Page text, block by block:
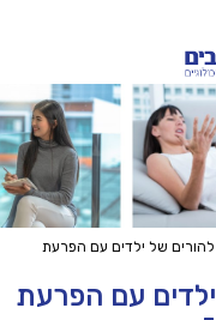
של ילדים עם הפרעת
עם הפרעת